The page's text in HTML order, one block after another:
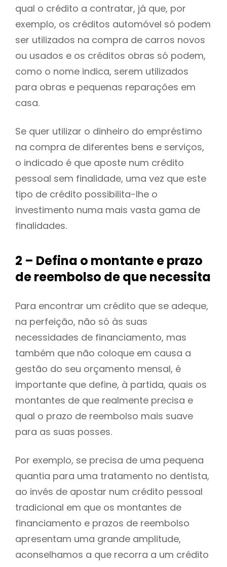
qual o crédito a contratar, já que, por
exemplo, os créditos automóvel só podem
ser utilizados na compra de carros novos
ou usados e os créditos obras só podem,
como o nome indica, serem utilizados
para obras e pequenas reparações em
casa.
Se quer utilizar o dinheiro do empréstimo
na compra de diferentes bens e serviços,
o indicado é que aposte num crédito
pessoal sem finalidade, uma vez que este
tipo de crédito possibilita-lhe o
investimento numa mais vasta gama de
finalidades.
2 – Defina o montante e prazo
de reembolso de que necessita
Para encontrar um crédito que se adeque,
na perfeição, não só às suas
necessidades de financiamento, mas
também que não coloque em causa a
gestão do seu orçamento mensal, é
importante que define, à partida, quais os
montantes de que realmente precisa e
qual o prazo de reembolso mais suave
para as suas posses.
Por exemplo, se precisa de uma pequena
quantia para uma tratamento no dentista,
ao invés de apostar num crédito pessoal
tradicional em que os montantes de
financiamento e prazos de reembolso
apresentam uma grande amplitude,
aconselhamos a que recorra a um crédito